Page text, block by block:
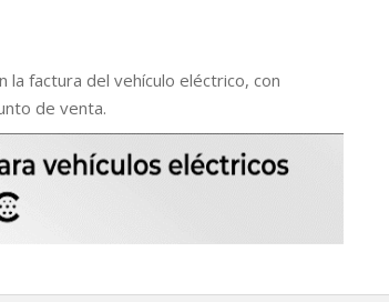
la factura del vehículo eléctrico, con
de venta.